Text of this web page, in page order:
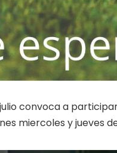
convoca a
miercoles y jueves